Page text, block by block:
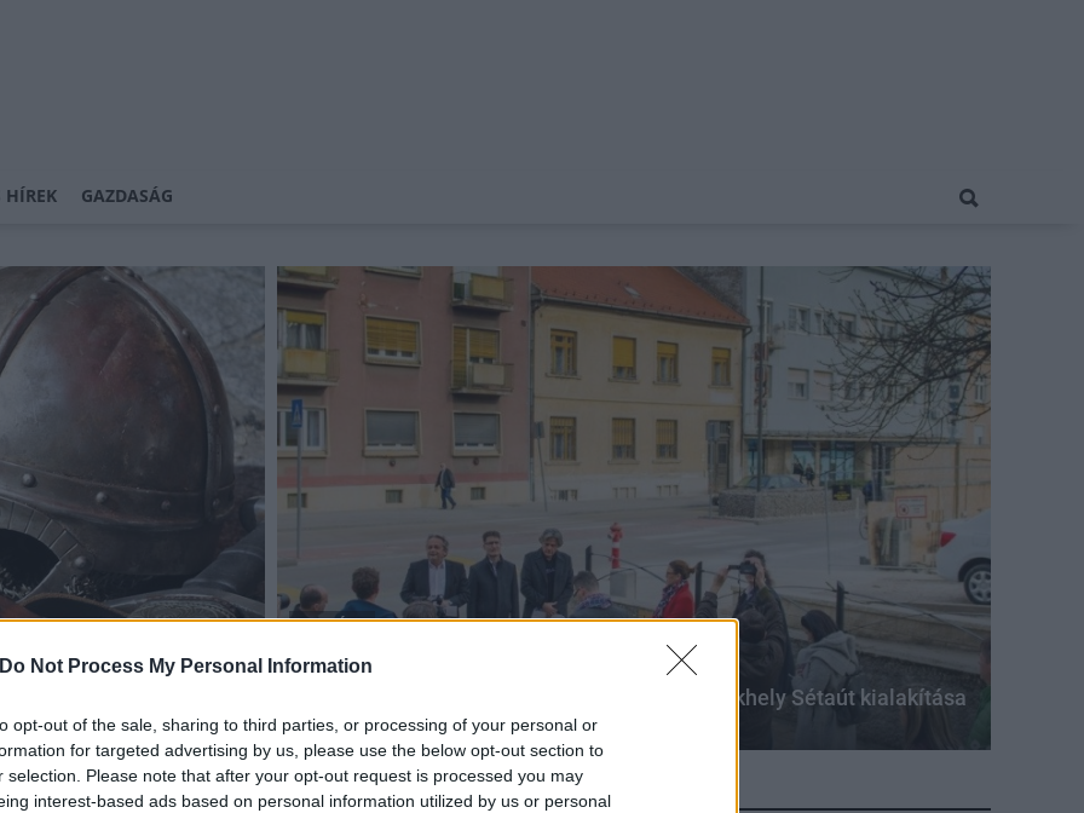
Do Not Process My Personal Information
opt-out of the sale, sharing to third parties, or processing of your personal or
for targeted advertising by us, please use the below opt-out section to
selection. Please note that after your opt-out request is processed you may
interest-based ads based on personal information utilized by us or personal
HÍREK GAZDASÁG
és ideiglenes
KULTÚRA
Székesfehérvár
Elkezdődik Székesfehérváron a Nemzeti Emlékhely Sétaút kialakítása
2019.03.07
HÍRLEVÉL